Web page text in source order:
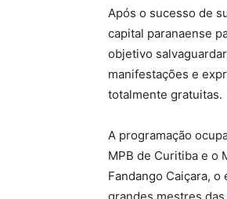
Após o sucesso de
capital paranaense
objetivo
manifestações e
totalmente gratuitas.
A programação
MPB de Curitiba e o
Fandango Caiçara,